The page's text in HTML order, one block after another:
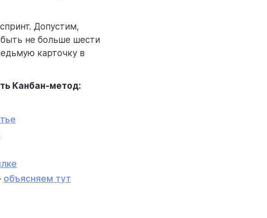
Допустим,
не больше шести
карточку в
Канбан-метод:
объясняем тут